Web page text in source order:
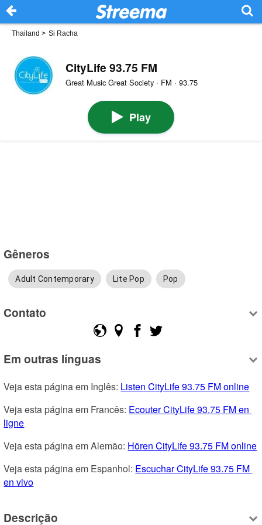
Thailand > Si Racha
CityLife 93.75 FM
Great Music Great Society · FM · 93.75
Play
Gêneros
Adult Contemporary Lite Pop Pop
Contato
Em outras línguas
Veja esta página em Inglês: Listen CityLife 93.75 FM online
Veja esta página em Francês: Ecouter CityLife 93.75 FM en
ligne
Veja esta página em Alemão: Hören CityLife 93.75 FM online
Veja esta página em Espanhol: Escuchar CityLife 93.75 FM
en vivo
Descrição